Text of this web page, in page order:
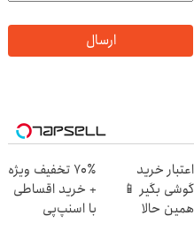
ارسال
اعتبار خرید
گوشی بگیر 📱
همین حالا
70٪ تخفیف ویژه
+ خرید اقساطی
با اسنپ‌پی